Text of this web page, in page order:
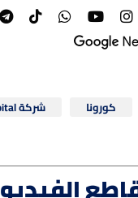
كورونا شركة Arton Capital
الفيديو